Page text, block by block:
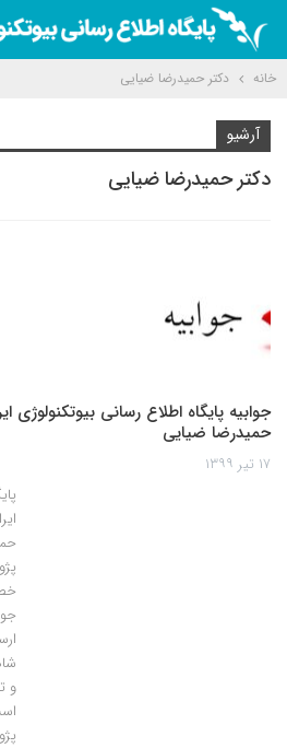
خانه دکتر حمیدرضا ضیایی
آرشیو
دکتر حمیدرضا ضیایی
جوابیه پایگاه اطلاع رسانی
حمیدرضا ضیایی
۱۷ تیر ۱۳۹۹
و